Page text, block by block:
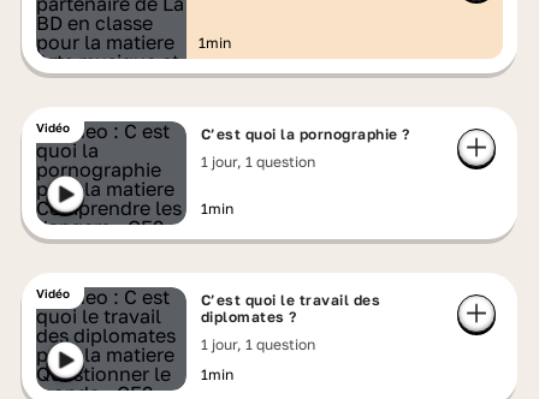
1min
Vidéo
C’est quoi la pornographie ?
1 jour, 1 question
1min
Vidéo
C’est quoi le travail des
diplomates ?
1 jour, 1 question
1min